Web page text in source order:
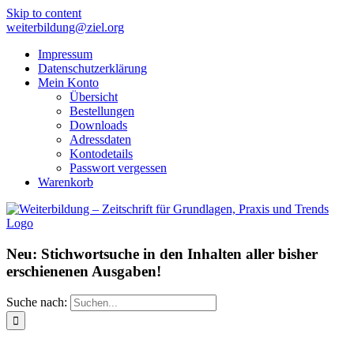
Skip to content
weiterbildung@ziel.org
Impressum
Datenschutzerklärung
Mein Konto
Übersicht
Bestellungen
Downloads
Adressdaten
Kontodetails
Passwort vergessen
Warenkorb
Neu: Stichwortsuche in den Inhalten aller bisher
erschienenen Ausgaben!
Suche nach: